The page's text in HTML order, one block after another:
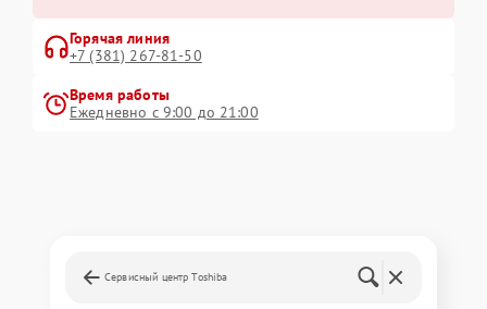
Горячая линия
+7 (381) 267-81-50
Время работы
Ежедневно с 9:00 до 21:00
Сервисный центр Toshiba